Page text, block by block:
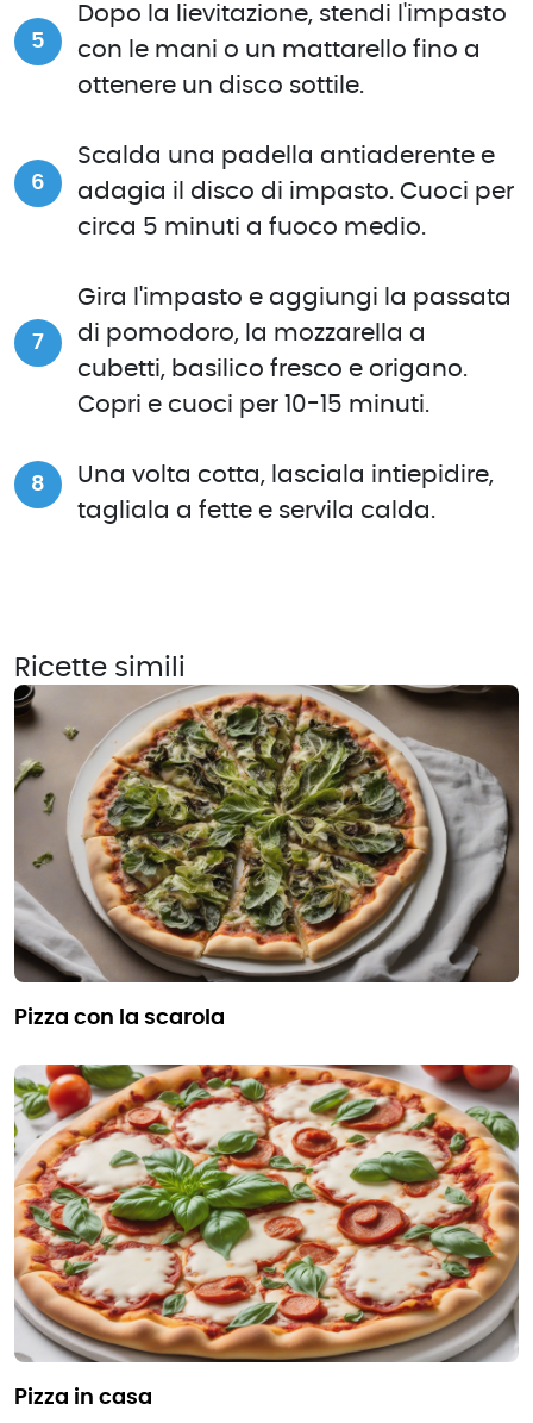
Dopo la lievitazione, stendi l'impasto
con le mani o un mattarello fino a
ottenere un disco sottile.
Scalda una padella antiaderente e
adagia il disco di impasto. Cuoci per
circa 5 minuti a fuoco medio.
Gira l'impasto e aggiungi la passata
di pomodoro, la mozzarella a
cubetti, basilico fresco e origano.
Copri e cuoci per 10-15 minuti.
Una volta cotta, lasciala intiepidire,
tagliala a fette e servila calda.
Ricette simili
pizza con la scarola
pizza in casa